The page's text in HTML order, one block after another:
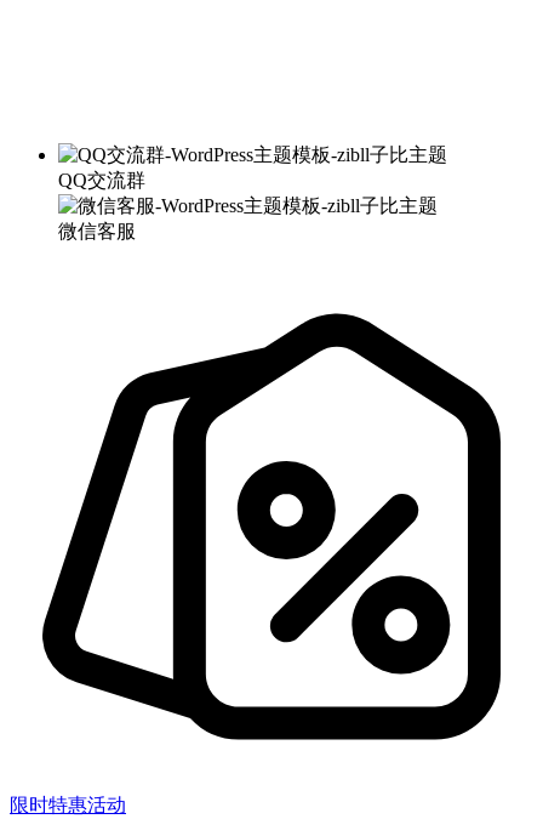
QQ交流群
微信客服
限时特惠活动